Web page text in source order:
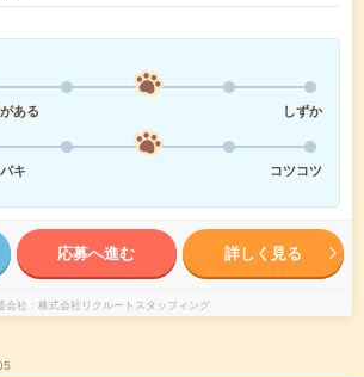
ある
しずか
キ
コツコツ
応募へ進む 詳しく見る
会社 株式会社リクルートスタッフィング